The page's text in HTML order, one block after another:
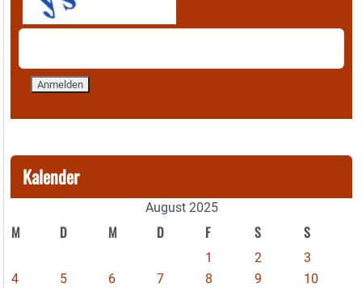
Kalender
August 2025
M D M D F S S
1 2
3
4
5 6 7 8 9
10